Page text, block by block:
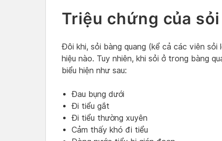
Triệu chứng của
Đôi khi, sỏi bàng quang (kể cả các viên
hiệu nào. Tuy nhiên, khi sỏi ở trong bàng
biểu hiện như sau:
Đau bụng dưới
Đi tiểu gắt
Đi tiểu thường xuyên
Cảm thấy khó đi tiểu